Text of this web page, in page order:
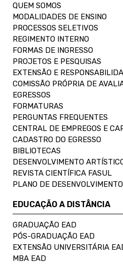
QUEM SOMOS
MODALIDADES DE ENSINO
PROCESSOS SELETIVOS
REGIMENTO INTERNO
FORMAS DE INGRESSO
PROJETOS E PESQUISAS
EXTENSÃO E
COMISSÃO PRÓPRIA DE
EGRESSOS
FORMATURAS
PERGUNTAS FREQUENTES
CENTRAL DE EMPREGOS E
CADASTRO DO EGRESSO
BIBLIOTECAS
DESENVOLVIMENTO
REVISTA CIENTÍFICA FASUL
PLANO DE
EDUCAÇÃO A DISTÂNCIA
GRADUAÇÃO EAD
PÓS-GRADUAÇÃO EAD
EXTENSÃO UNIVERSITÁRIA
MBA EAD